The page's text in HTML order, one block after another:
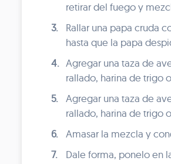
retirar del fuego y
3.
Rallar una papa cruda
hasta que la papa
4. Agregar una taza de
rallado, harina de trigo
5.
Agregar una taza de
rallado, harina de trigo
6.
Amasar la mezcla y
7.
Dale forma, ponelo en